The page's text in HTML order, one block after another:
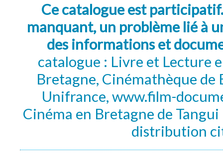
Ce catalogue est
manquant, un problème lié à
des informations et
catalogue : Livre et Lecture
Bretagne, Cinémathèque de
Unifrance, www.film-
Cinéma en Bretagne de
distribution